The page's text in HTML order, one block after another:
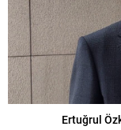
Ertuğrul